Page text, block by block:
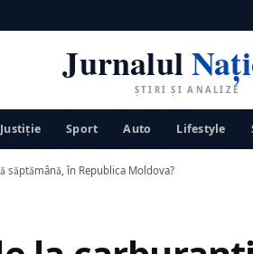
Jurnalul
ȘTIRI ȘI ANALIZE
Justiţie Sport Auto Lifestyle
săptămână, în Republica Moldova?